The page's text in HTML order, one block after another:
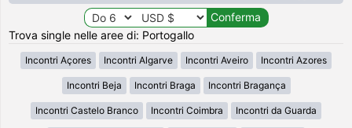
Trova single nelle aree di: Portogallo
Incontri Açores Incontri Algarve Incontri Aveiro Incontri Azores
Incontri Beja Incontri Braga Incontri Bragança
Incontri Castelo Branco Incontri Coimbra Incontri da Guarda